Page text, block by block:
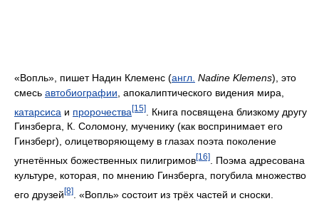
Гинзберг), олицетворяющему в глазах поэта поколение
угнетённых божественных пилигримов
[16]
. Поэма адресована
культуре, которая, по мнению Гинзберга, погубила множество
его друзей [8] . «Вопль» состоит из трёх частей и сноски.